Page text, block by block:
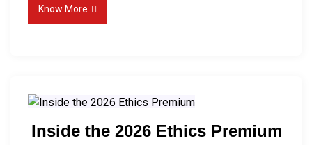
Know More
Inside the 2026 Ethics Premium